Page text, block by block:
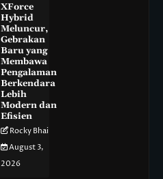
XForce
Hybrid
Meluncur,
Gebrakan
Baru yang
Membawa
Pengalaman
Berkendara
Lebih
Modern dan
Efisien
Rocky Bhai
August 3,
2026